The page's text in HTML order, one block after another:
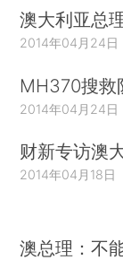
澳大利亚总
2014年04月24日
MH370搜救
2014年04月24日
财新专访澳
2014年04月18日
澳总理：不